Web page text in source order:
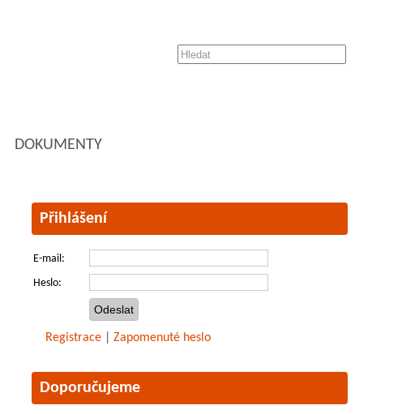
DOKUMENTY
Přihlášení
E-mail:
Heslo:
Registrace Zapomenuté heslo
Doporučujeme